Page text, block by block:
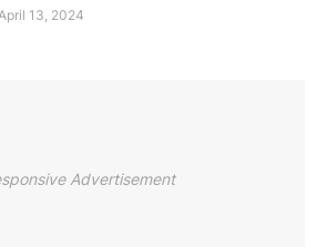
April 13, 2024
Advertisement